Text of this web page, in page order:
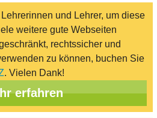
Lehrerinnen und Lehrer, um diese
weitere gute Webseiten
rechtssicher und
zu können, buchen Sie
. Vielen Dank!
erfahren